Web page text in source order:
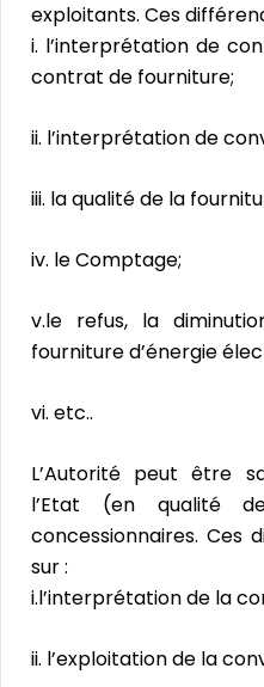
exploitants. Ces
i. l’interprétation de
contrat de fourniture;
ii. l’interprétation de
iii. la qualité de la
iv. le Comptage;
v.le refus, la
fourniture d’énergie
vi. etc..
L’Autorité peut être
l’Etat (en qualité
concessionnaires. Ces
sur :
i.l’interprétation de la
ii. l’exploitation de la